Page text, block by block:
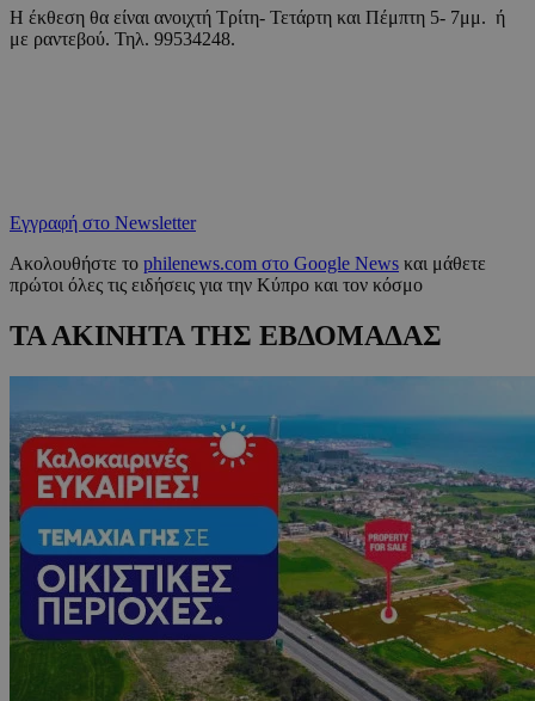
Η έκθεση θα είναι ανοιχτή Τρίτη- Τετάρτη και Πέμπτη 5- 7μμ. ή
με ραντεβού. Τηλ. 99534248.
Εγγραφή στο Newsletter
Ακολουθήστε το philenews.com στο Google News και μάθετε
πρώτοι όλες τις ειδήσεις για την Κύπρο και τον κόσμο
ΤΑ ΑΚΙΝΗΤΑ ΤΗΣ ΕΒΔΟΜΑΔΑΣ